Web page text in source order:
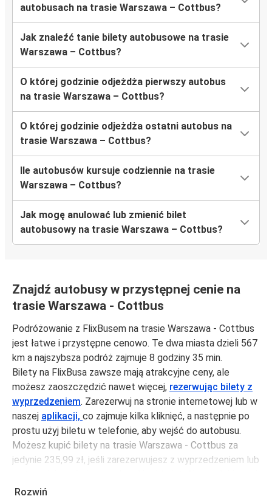
autobusach na trasie Warszawa – Cottbus?
Jak znaleźć tanie bilety autobusowe na trasie
Warszawa – Cottbus?
O której godzinie odjeżdża pierwszy autobus
na trasie Warszawa – Cottbus?
O której godzinie odjeżdża ostatni autobus na
trasie Warszawa – Cottbus?
Ile autobusów kursuje codziennie na trasie
Warszawa – Cottbus?
Jak mogę anulować lub zmienić bilet
autobusowy na trasie Warszawa – Cottbus?
Znajdź autobusy w przystępnej cenie na
trasie Warszawa - Cottbus
Podróżowanie z FlixBusem na trasie Warszawa - Cottbus
jest łatwe i przystępne cenowo. Te dwa miasta dzieli 567
km a najszybsza podróż zajmuje 8 godziny 35 min.
Bilety na FlixBusa zawsze mają atrakcyjne ceny, ale
możesz zaoszczędzić nawet więcej, rezerwując bilety z
wyprzedzeniem. Zarezerwuj na stronie internetowej lub w
naszej aplikacji, co zajmuje kilka kliknięć, a następnie po
prostu użyj biletu w telefonie, aby wejść do autobusu.
Możesz kupić bilety na trasie Warszawa - Cottbus za
jedynie 235,99 zł, jeśli zarezerwujesz z wyprzedzeniem lub
szybko, łatwo i zadbać o zmniejszanie śladu węglowego,
Rozwiń